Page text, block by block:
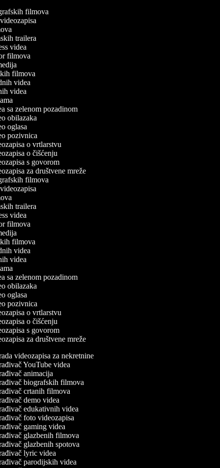
filmova
trailera
videa
filmova
filmova
videa
videa
sa zelenom pozadinom
obilazaka
oglasa
pozivnica
o vrtlarstvu
o čišćenju
s govorom
za društvene mreže
filmova
trailera
videa
filmova
filmova
videa
videa
sa zelenom pozadinom
obilazaka
oglasa
pozivnica
o vrtlarstvu
o čišćenju
s govorom
za društvene mreže
videozapisa za nekretnine
YouTube videa
animacija
biografskih filmova
crtanih filmova
demo videa
edukativnih videa
foto videozapisa
gaming videa
glazbenih filmova
glazbenih spotova
lyric videa
parodijskih videa